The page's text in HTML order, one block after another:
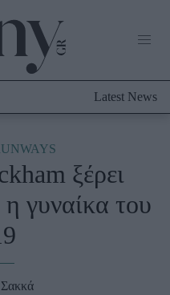
Latest News
ξέρει
η γυναίκα του